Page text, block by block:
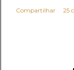
Compartilhar 25